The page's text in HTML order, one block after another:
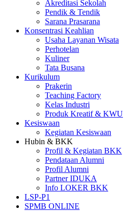
Akreditasi Sekolah
Pendik & Tendik
Sarana Prasarana
Konsentrasi Keahlian
Usaha Layanan Wisata
Perhotelan
Kuliner
Tata Busana
Kurikulum
Prakerin
Teaching Factory
Kelas Industri
Produk Kreatif & KWU
Kesiswaan
Kegiatan Kesiswaan
Hubin & BKK
Profil & Kegiatan BKK
Pendataan Alumni
Profil Alumni
Partner IDUKA
Info LOKER BKK
LSP-P1
SPMB ONLINE